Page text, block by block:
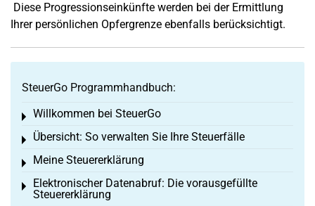
Diese Progressionseinkünfte werden bei der Ermittlung
Ihrer persönlichen Opfergrenze ebenfalls berücksichtigt.
SteuerGo Programmhandbuch:
Willkommen bei SteuerGo
Toggle menu
Übersicht: So verwalten Sie Ihre Steuerfälle
Toggle menu
Meine Steuererklärung
Toggle menu
Elektronischer Datenabruf: Die vorausgefüllte
Steuererklärung
Toggle menu